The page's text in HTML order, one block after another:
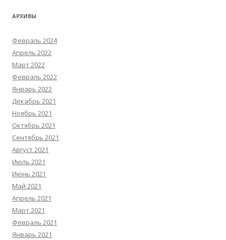
АРХИВЫ
Февраль 2024
Апрель 2022
Март 2022
Февраль 2022
Январь 2022
Декабрь 2021
Ноябрь 2021
Октябрь 2021
Сентябрь 2021
Август 2021
Июль 2021
Июнь 2021
Май 2021
Апрель 2021
Март 2021
Февраль 2021
Январь 2021